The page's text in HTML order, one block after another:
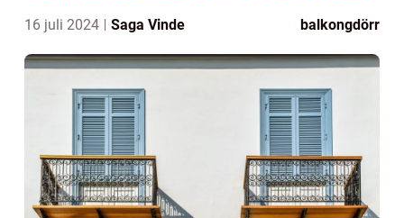
16 juli 2024 Saga Vinde balkongdörr